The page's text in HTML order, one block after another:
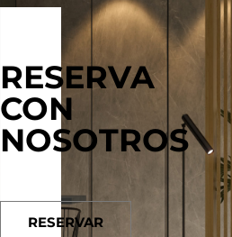
RESERVA
CON
NOSOTROS
RESERVAR